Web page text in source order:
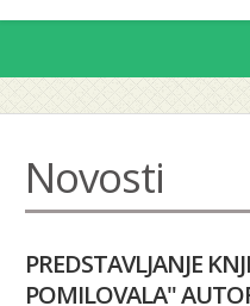
Novosti
PREDSTAVLJANJE
POMILOVALA"